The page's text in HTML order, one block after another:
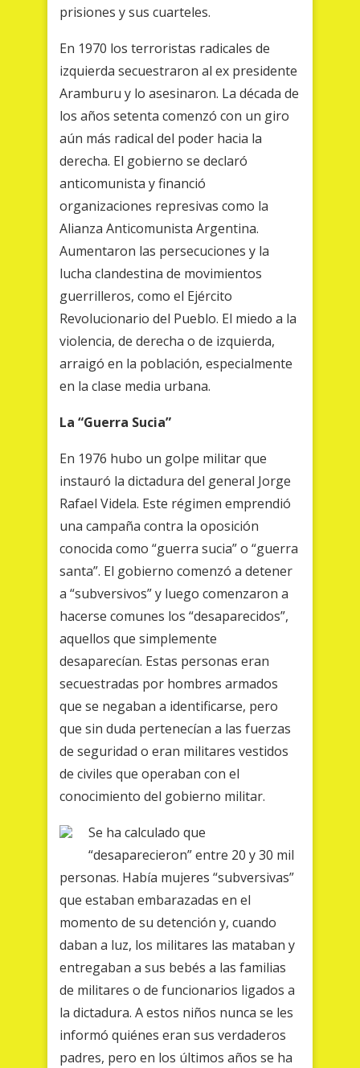
prisiones y sus cuarteles.
En 1970 los terroristas radicales de
izquierda secuestraron al ex presidente
Aramburu y lo asesinaron. La década de
los años setenta comenzó con un giro
aún más radical del poder hacia la
derecha. El gobierno se declaró
anticomunista y financió
organizaciones represivas como la
Alianza Anticomunista Argentina.
Aumentaron las persecuciones y la
lucha clandestina de movimientos
guerrilleros, como el Ejército
Revolucionario del Pueblo. El miedo a la
violencia, de derecha o de izquierda,
arraigó en la población, especialmente
en la clase media urbana.
La “Guerra Sucia”
En 1976 hubo un golpe militar que
instauró la dictadura del general Jorge
Rafael Videla. Este régimen emprendió
una campaña contra la oposición
conocida como “guerra sucia” o “guerra
santa”. El gobierno comenzó a detener
a “subversivos” y luego comenzaron a
hacerse comunes los “desaparecidos”,
aquellos que simplemente
desaparecían. Estas personas eran
secuestradas por hombres armados
que se negaban a identificarse, pero
que sin duda pertenecían a las fuerzas
de seguridad o eran militares vestidos
de civiles que operaban con el
conocimiento del gobierno militar.
Se ha calculado que
“desaparecieron” entre 20 y 30 mil
personas. Había mujeres “subversivas”
que estaban embarazadas en el
momento de su detención y, cuando
daban a luz, los militares las mataban y
entregaban a sus bebés a las familias
de militares o de funcionarios ligados a
la dictadura. A estos niños nunca se les
informó quiénes eran sus verdaderos
padres, pero en los últimos años se ha